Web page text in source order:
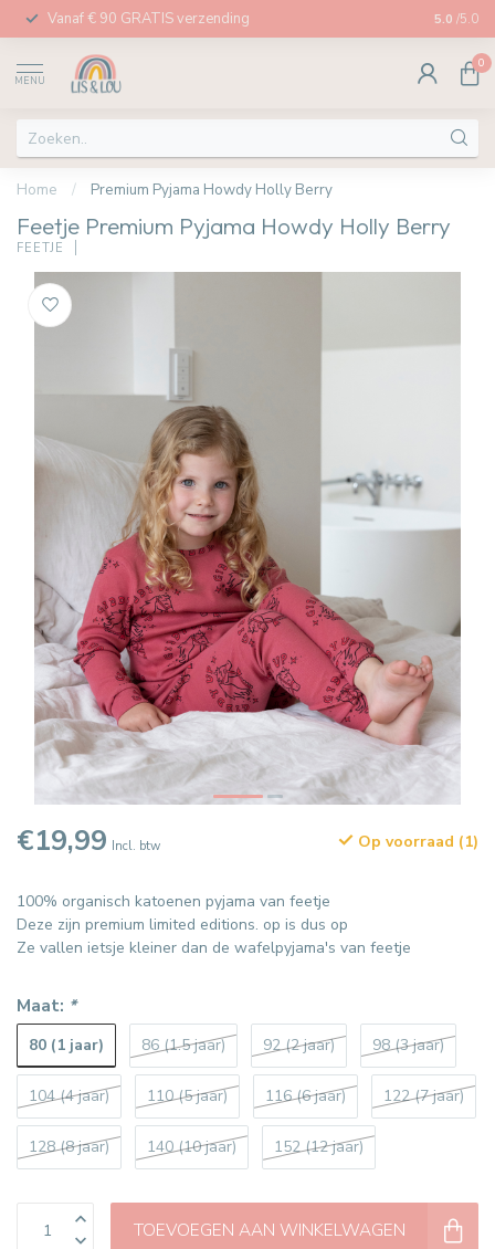
Vanaf € 90 GRATIS verzending Afhalen
5.0 /5.0
MENU
0
Home / Premium Pyjama Howdy Holly Berry
Feetje Premium Pyjama Howdy Holly Berry
FEETJE
€19,99 Incl. btw Op voorraad (1)
100% organisch katoenen pyjama van feetje
Deze zijn premium limited editions. op is dus op
Ze vallen ietsje kleiner dan de wafelpyjama's van feetje
Maat: *
80 (1 jaar) 86 (1.5 jaar) 92 (2 jaar) 98 (3 jaar)
104 (4 jaar) 110 (5 jaar) 116 (6 jaar) 122 (7 jaar)
128 (8 jaar) 140 (10 jaar) 152 (12 jaar)
TOEVOEGEN AAN WINKELWAGEN